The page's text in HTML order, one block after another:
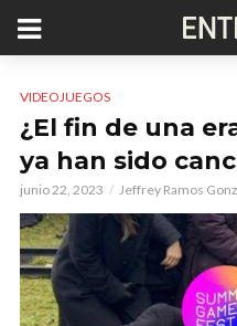
VIDEOJUEGOS
¿El fin de una
ya han sido
junio 22, 2023 Jeffrey Ramos